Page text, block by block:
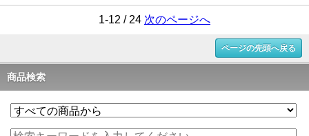
1-12 / 24 次のページへ
ページの先頭へ戻る
商品検索